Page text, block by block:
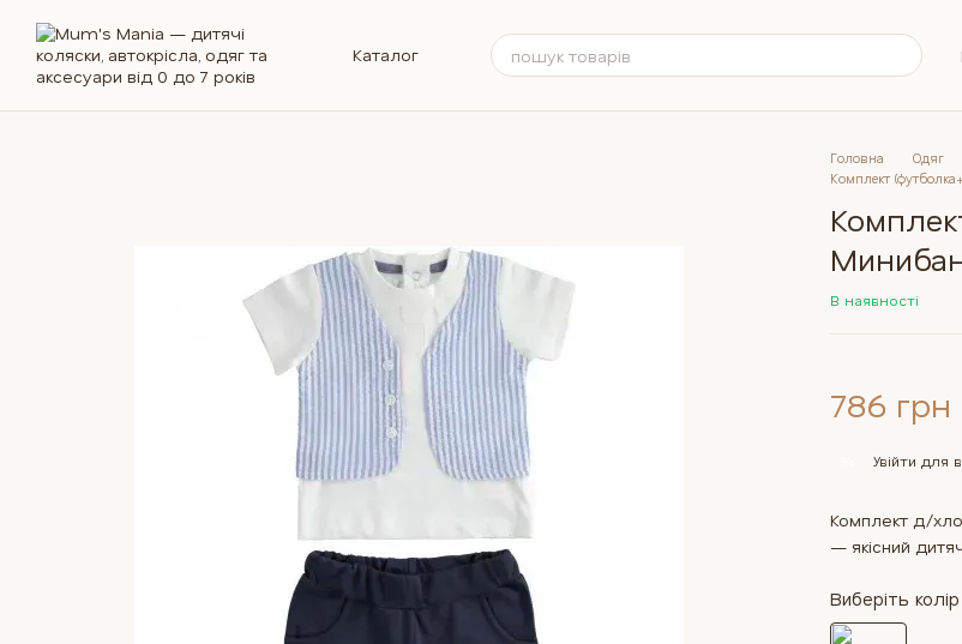
Перейти до основного контенту
Каталог
Головна Одяг
Комплект
В наявності
786 грн
Увійти для
Комплект д/
— якісний
Виберіть колір